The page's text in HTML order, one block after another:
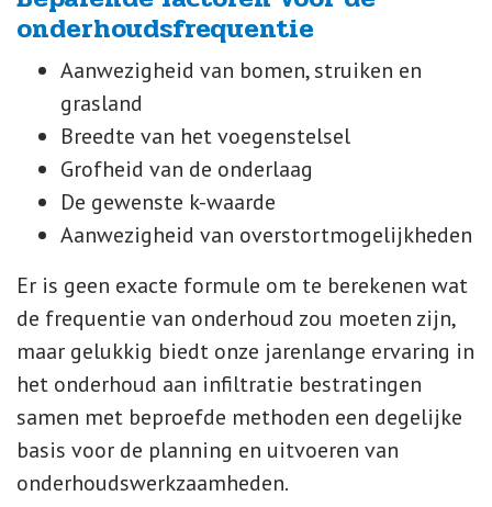
onderhoudsfrequentie
Aanwezigheid van bomen, struiken en
grasland
Breedte van het voegenstelsel
Grofheid van de onderlaag
De gewenste k-waarde
Aanwezigheid van overstortmogelijkheden
Er is geen exacte formule om te berekenen wat
de frequentie van onderhoud zou moeten zijn,
maar gelukkig biedt onze jarenlange ervaring in
het onderhoud aan infiltratie bestratingen
samen met beproefde methoden een degelijke
basis voor de planning en uitvoeren van
onderhoudswerkzaamheden.